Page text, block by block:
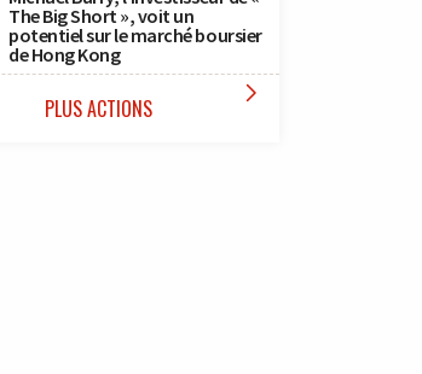
The Big Short », voit un
potentiel sur le marché boursier
de Hong Kong
PLUS ACTIONS 